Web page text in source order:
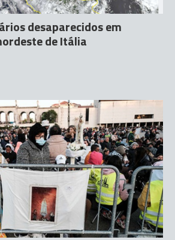
desaparecidos em
de Itália